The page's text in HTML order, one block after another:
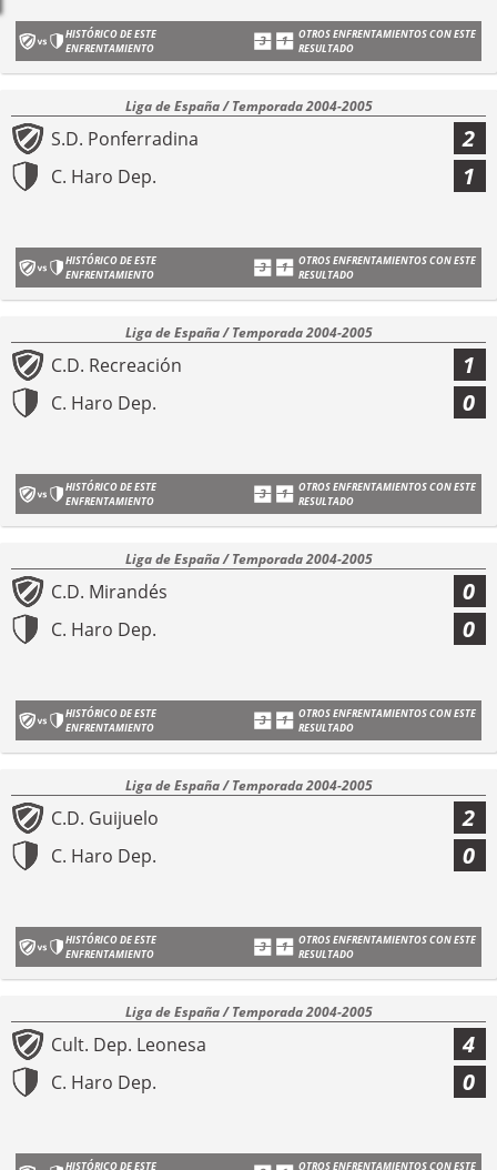
HISTÓRICO DE ESTE
ENFRENTAMIENTO
OTROS ENFRENTAMIENTOS CON ESTE
RESULTADO
Liga de España / Temporada 2004-2005
S.D. Ponferradina 2
C. Haro Dep. 1
HISTÓRICO DE ESTE
ENFRENTAMIENTO
OTROS ENFRENTAMIENTOS CON ESTE
RESULTADO
Liga de España / Temporada 2004-2005
C.D. Recreación 1
C. Haro Dep. 0
HISTÓRICO DE ESTE
ENFRENTAMIENTO
OTROS ENFRENTAMIENTOS CON ESTE
RESULTADO
Liga de España / Temporada 2004-2005
C.D. Mirandés 0
C. Haro Dep. 0
HISTÓRICO DE ESTE
ENFRENTAMIENTO
OTROS ENFRENTAMIENTOS CON ESTE
RESULTADO
Liga de España / Temporada 2004-2005
C.D. Guijuelo 2
C. Haro Dep. 0
HISTÓRICO DE ESTE
ENFRENTAMIENTO
OTROS ENFRENTAMIENTOS CON ESTE
RESULTADO
Liga de España / Temporada 2004-2005
Cult. Dep. Leonesa 4
C. Haro Dep. 0
HISTÓRICO DE ESTE
OTROS ENFRENTAMIENTOS CON ESTE